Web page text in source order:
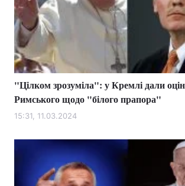
"Цілком зрозуміла": у Кремлі дали
Римського щодо "білого прапора"
15:31, 11.03.2024